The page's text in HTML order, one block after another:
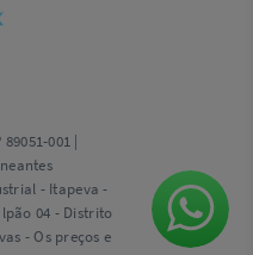
001 |
- Itapeva -
04 - Distrito
- Os preços e